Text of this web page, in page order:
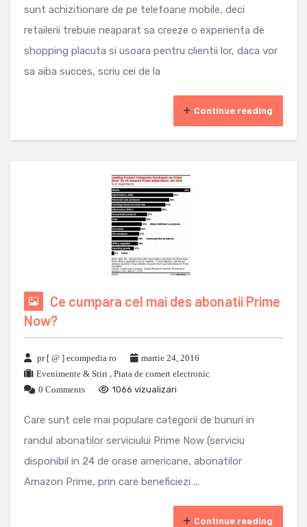
sunt achizitionare de pe telefoane mobile, deci
retailerii trebuie neaparat sa creeze o experienta de
shopping placuta si usoara pentru clientii lor, daca vor
sa aiba succes, scriu cei de la
Continue reading
Ce cumpara cel mai des abonatii Prime
Now?
pr [ @ ] ecompedia ro
martie 24, 2016
Evenimente & Stiri , Piata de comert electronic
0 Comments
1066 vizualizari
Care sunt cele mai populare categorii de bunuri in
randul abonatilor serviciului Prime Now (serviciu
disponibil in 24 de orase americane, abonatilor
Amazon Prime, prin care beneficiezi ...
Continue reading